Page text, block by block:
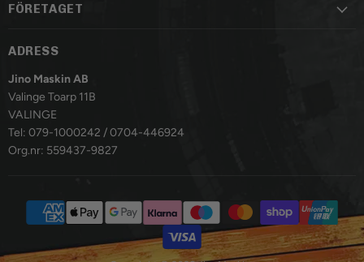
FÖRETAGET
ADRESS
Jino Maskin AB
Valinge Toarp 11B
VALINGE
Tel: 079-1000242 / 0704-446924
Org.nr: 559437-9827